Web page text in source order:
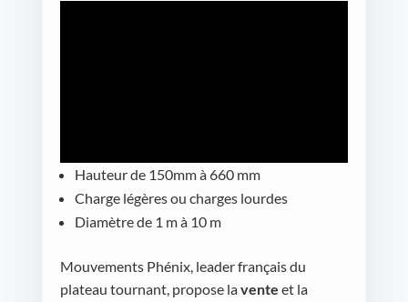
Hauteur de 150mm à 660 mm
Charge légères ou charges lourdes
Diamètre de 1 m à 10 m
Mouvements Phénix, leader français du
plateau tournant, propose lavente et la